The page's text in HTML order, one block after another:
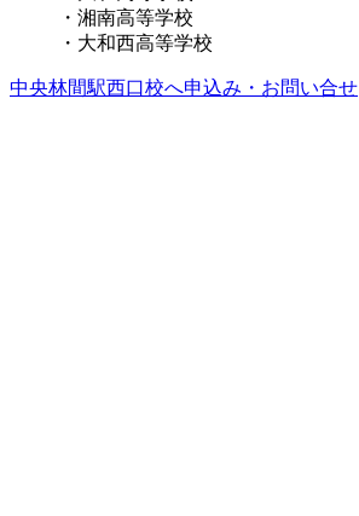
・湘南高等学校
・大和西高等学校
中央林間駅西口校へ申込み・お問い合せ